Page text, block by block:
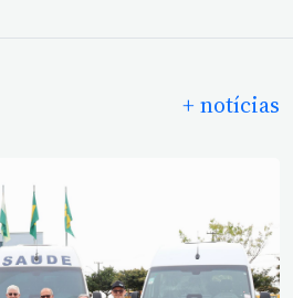
+ notícias